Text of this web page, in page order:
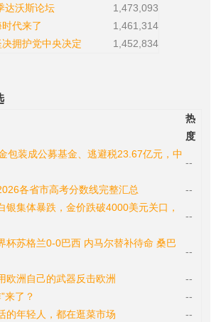
达沃斯论坛
1,473,093
代来了
1,461,314
拥护党中央决定 1,452,834
热
度
包装成公募基金、逃避税23.67亿元，中
--
各省市高考分数线完整汇总 --
银集体暴跌，金价跌破4000美元关口，
--
杯苏格兰0-0巴西 内马尔替补待命 桑巴
--
欧洲自己的武器反击欧洲
--
来了？
--
的年轻人，都在逛菜市场
--